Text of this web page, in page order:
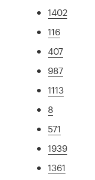
1402
116
407
987
1113
8
571
1939
1361